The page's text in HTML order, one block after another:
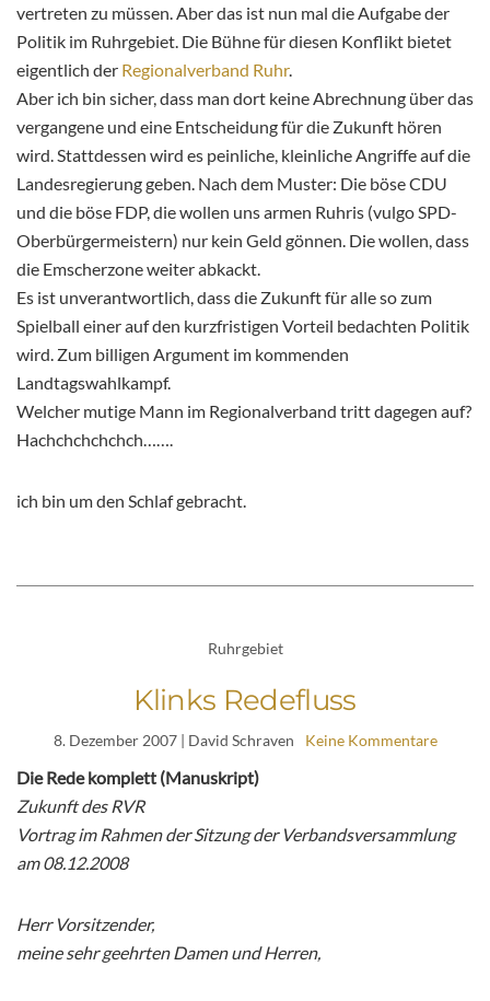
vertreten zu müssen. Aber das ist nun mal die Aufgabe der
Politik im Ruhrgebiet. Die Bühne für diesen Konflikt bietet
eigentlich der Regionalverband Ruhr.
Aber ich bin sicher, dass man dort keine Abrechnung über das
vergangene und eine Entscheidung für die Zukunft hören
wird. Stattdessen wird es peinliche, kleinliche Angriffe auf die
Landesregierung geben. Nach dem Muster: Die böse CDU
und die böse FDP, die wollen uns armen Ruhris (vulgo SPD-
Oberbürgermeistern) nur kein Geld gönnen. Die wollen, dass
die Emscherzone weiter abkackt.
Es ist unverantwortlich, dass die Zukunft für alle so zum
Spielball einer auf den kurzfristigen Vorteil bedachten Politik
wird. Zum billigen Argument im kommenden
Landtagswahlkampf.
Welcher mutige Mann im Regionalverband tritt dagegen auf?
Hachchchchchch…….
ich bin um den Schlaf gebracht.
Ruhrgebiet
Klinks Redefluss
8. Dezember 2007| David Schraven Keine Kommentare
Die Rede komplett (Manuskript)
Zukunft des RVR
Vortrag im Rahmen der Sitzung der Verbandsversammlung
am 08.12.2008
Herr Vorsitzender,
meine sehr geehrten Damen und Herren,